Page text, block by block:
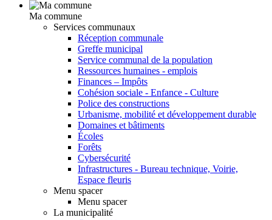
Ma commune
Services communaux
Réception communale
Greffe municipal
Service communal de la population
Ressources humaines - emplois
Finances – Impôts
Cohésion sociale - Enfance - Culture
Police des constructions
Urbanisme, mobilité et développement durable
Domaines et bâtiments
Écoles
Forêts
Cybersécurité
Infrastructures - Bureau technique, Voirie,
Espace fleuris
Menu spacer
Menu spacer
La municipalité